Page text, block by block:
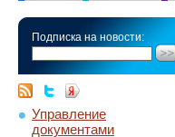
Подписка на новости:
Управление
документами